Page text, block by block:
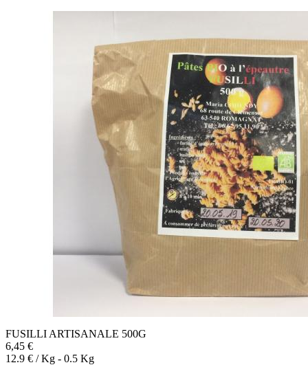
FUSILLI ARTISANALE 500G
6,45 €
12.9 € / Kg - 0.5 Kg